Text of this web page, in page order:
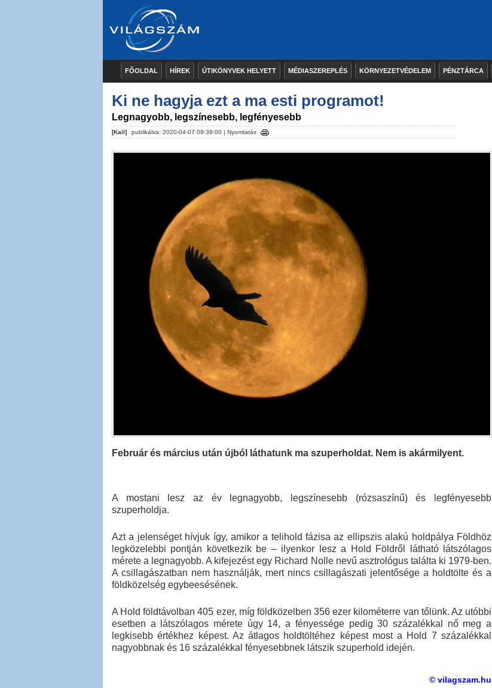
FŐOLDAL HÍREK ÚTIKÖNYVEK HELYETT MÉDIASZEREPLÉS KÖRNYEZETVÉDELEM PÉNZTÁRCA
Ki ne hagyja ezt a ma esti programot!
Legnagyobb, legszínesebb, legfényesebb
[Kail] publikálva: 2020-04-07 09:39:00 | Nyomtatás
Február és március után újból láthatunk ma szuperholdat. Nem is akármilyent.
A mostani lesz az év legnagyobb, legszínesebb (rózsaszínű) és legfényesebb
szuperholdja.
Azt a jelenséget hívjuk így, amikor a telihold fázisa az ellipszis alakú holdpálya Földhöz
legközelebbi pontján következik be – ilyenkor lesz a Hold Földről látható látszólagos
mérete a legnagyobb. A kifejezést egy Richard Nolle nevű asztrológus találta ki 1979-ben.
A csillagászatban nem használják, mert nincs csillagászati jelentősége a holdtölte és a
földközelség egybeesésének.
A Hold földtávolban 405 ezer, míg földközelben 356 ezer kilométerre van tőlünk. Az utóbbi
esetben a látszólagos mérete úgy 14, a fényessége pedig 30 százalékkal nő meg a
legkisebb értékhez képest. Az átlagos holdtöltéhez képest most a Hold 7 százalékkal
nagyobbnak és 16 százalékkal fényesebbnek látszik szuperhold idején.
© vilagszam.hu